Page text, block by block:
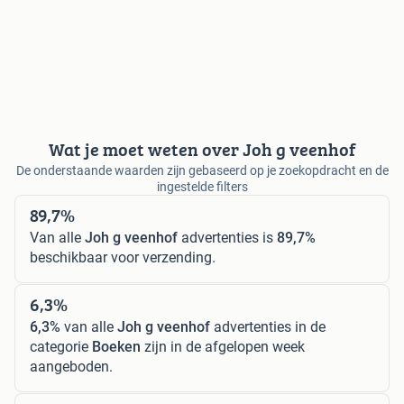
Wat je moet weten over Joh g veenhof
De onderstaande waarden zijn gebaseerd op je zoekopdracht en de
ingestelde filters
89,7%
Van alle Joh g veenhof advertenties is 89,7%
beschikbaar voor verzending.
6,3%
6,3% van alle Joh g veenhof advertenties in de
categorie Boeken zijn in de afgelopen week
aangeboden.